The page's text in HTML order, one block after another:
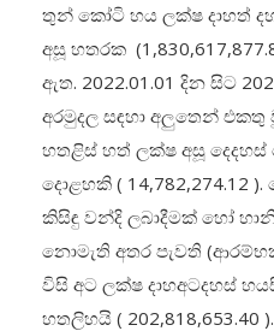
තුන් කෝටි හය ලක්ෂ දාහත්
අසූ හතරක
ඇත. 2022.01.01 දින සිට
අරමුදල සඳහා අලුතෙන්
හතළිස් හත් ලක්ෂ අසූ දෙදහස්
දොළහකි ( 14,782,274.12
කිසිඳු වන්දි ලබාදීමක් හෝ
නොමැති අතර පැවති
විසි අට ලක්ෂ දාහඅටදහස්
හතලිහයි ( 202,818,653.40 ).